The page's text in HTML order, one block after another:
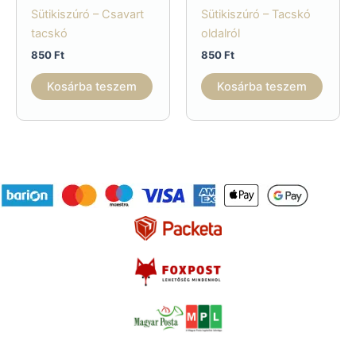
Sütikiszúró – Csavart
tacskó
850Ft
Kosárba teszem
Sütikiszúró – Tacskó
oldalról
850Ft
Kosárba teszem